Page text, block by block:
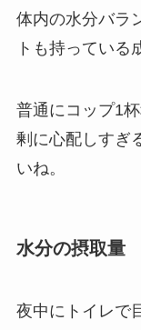
体内の水分バラ
トも持っている
普通にコップ1
剰に心配しすぎ
いね。
水分の摂取量
夜中にトイレで